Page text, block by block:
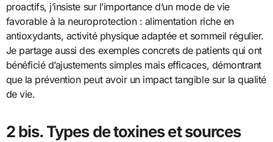
proactifs, j’insiste sur l’importance d’un mode de vie
favorable à la neuroprotection : alimentation riche en
antioxydants, activité physique adaptée et sommeil régulier.
Je partage aussi des exemples concrets de patients qui ont
bénéficié d’ajustements simples mais efficaces, démontrant
que la prévention peut avoir un impact tangible sur la qualité
de vie.
2 bis. Types de toxines et sources